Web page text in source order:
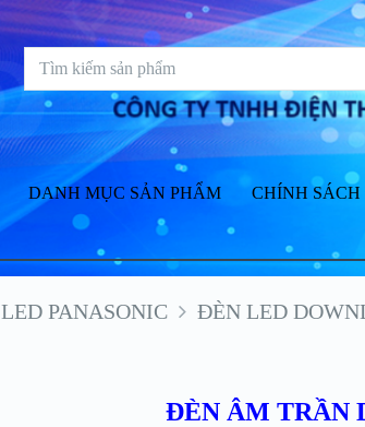
DANH MỤC SẢN PHẨM CHÍNH
PANASONIC ĐÈN LED
ĐÈN ÂM TRẦN